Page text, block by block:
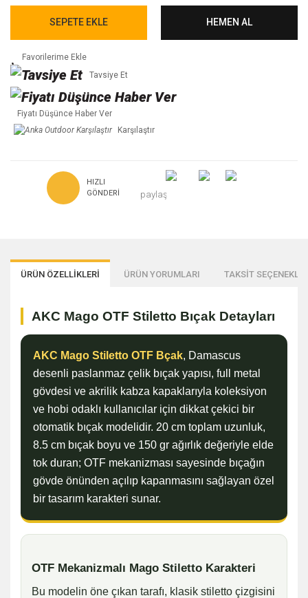
SEPETE EKLE HEMEN AL
Tavsiye Et
Fiyatı Düşünce Haber Ver
Karşılaştır
HIZLI
GÖNDERI
paylaş
ÜRÜN ÖZELLİKLERİ ÜRÜN YORUMLARI TAKSİT
AKC Mago OTF Stiletto Bıçak Detayları
AKC Mago Stiletto OTF Bçak, Damascus
desenli paslanmaz çelik bıçak yapısı, full metal
gövdesi ve akrilik kabza kapaklarıyla koleksiyon
ve hobi odaklı kullanıcılar için dikkat çekici bir
otomatik bıçak modelidir. 20 cm toplam uzunluk,
8.5 cm bıçak boyu ve 150 gr ağırlık değeriyle elde
tok duran; OTF mekanizması sayesinde bıçağın
gövde önünden açılıp kapanmasını sağlayan özel
bir tasarım karakteri sunar.
OTF Mekanizmalı Mago Stiletto Karakteri
Bu modelin öne çıkan tarafı, klasik stiletto çizgisini